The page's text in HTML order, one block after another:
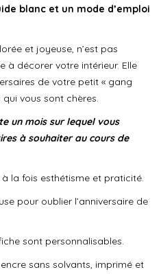
blanc et un mode d’emploi
et joyeuse, n’est pas
à décorer votre intérieur. Elle
de votre petit « gang
vous sont chères.
un mois sur lequel vous
à souhaiter au cours de
la fois esthétisme et praticité.
pour oublier l’anniversaire de
sont personnalisables.
sans solvants, imprimé et